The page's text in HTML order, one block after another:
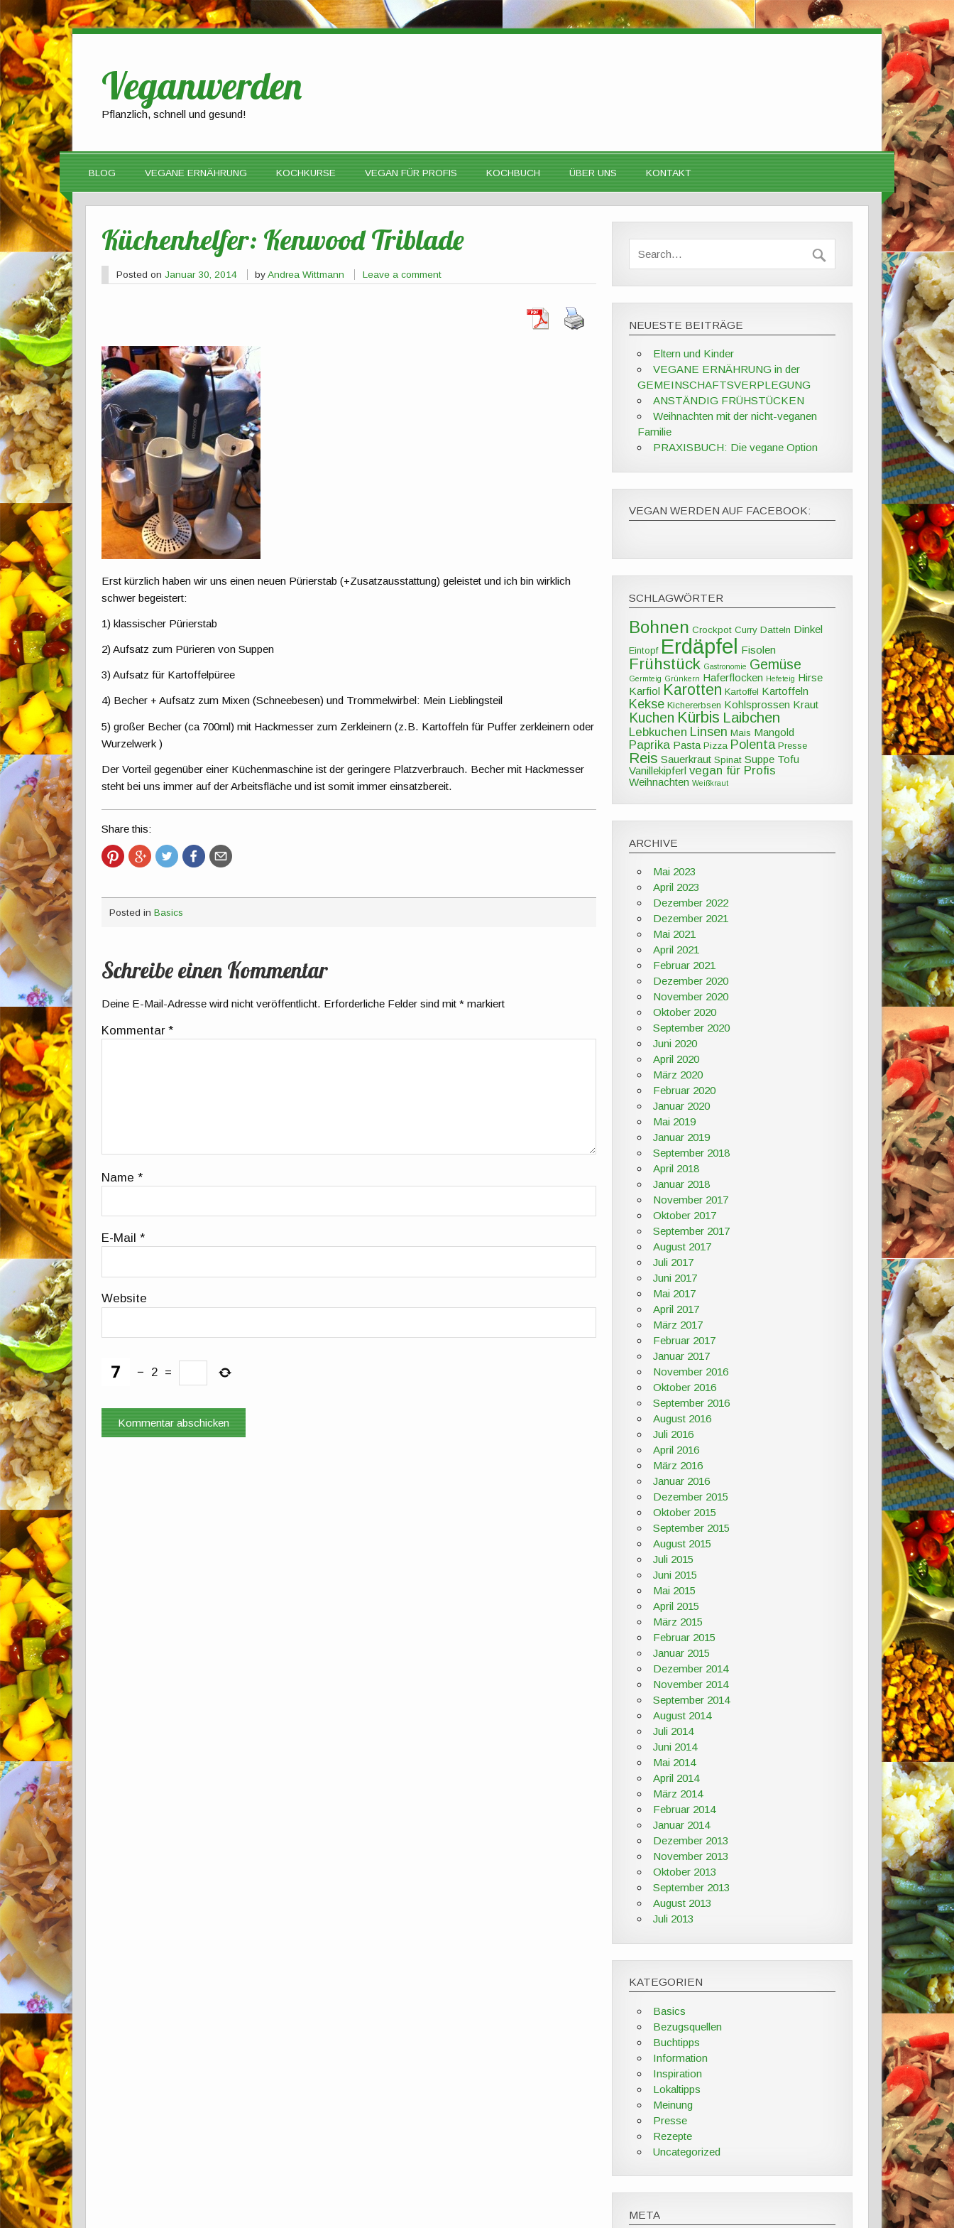
Veganwerden
Pflanzlich, schnell und gesund!
BLOG VEGANE ERNÄHRUNG KOCHKURSE VEGAN FÜR PROFIS KOCHBUCH ÜBER UNS KONTAKT
Küchenhelfer: Kenwood Triblade
Posted on Januar 30, 2014 byAndrea Wittmann Leave a comment
Erst kürzlich haben wir uns einen neuen Pürierstab (+Zusatzausstattung) geleistet und ich bin wirklich
schwer begeistert:
1) klassischer Pürierstab
2) Aufsatz zum Pürieren von Suppen
3) Aufsatz für Kartoffelpüree
4) Becher + Aufsatz zum Mixen (Schneebesen) und Trommelwirbel: Mein Lieblingsteil
5) großer Becher (ca 700ml) mit Hackmesser zum Zerkleinern (z.B. Kartoffeln für Puffer zerkleinern oder
Wurzelwerk )
Der Vorteil gegenüber einer Küchenmaschine ist der geringere Platzverbrauch. Becher mit Hackmesser
steht bei uns immer auf der Arbeitsfläche und ist somit immer einsatzbereit.
Share this:
Posted in Basics
Schreibe einen Kommentar
Deine E-Mail-Adresse wird nicht veröffentlicht. Erforderliche Felder sind mit* markiert
Kommentar*
Name*
E-Mail*
Website
− 2 =
NEUESTE BEITRÄGE
Eltern und Kinder
VEGANE ERNÄHRUNG in der
GEMEINSCHAFTSVERPLEGUNG
ANSTÄNDIG FRÜHSTÜCKEN
Weihnachten mit der nicht-veganen
Familie
PRAXISBUCH: Die vegane Option
VEGAN WERDEN AUF FACEBOOK:
SCHLAGWÖRTER
Bohnen Crockpot Curry Datteln Dinkel
Eintopf Erdäpfel Fisolen
Frühstück Gastronomie Gemüse
Germteig Grünkern Haferflocken Hefeteig Hirse
Karfiol Karotten Kartoffel Kartoffeln
Kekse Kichererbsen Kohlsprossen Kraut
Kuchen Kürbis Laibchen
Lebkuchen Linsen Mais Mangold
Paprika Pasta Pizza Polenta Presse
Reis Sauerkraut Spinat Suppe Tofu
Vanillekipferl vegan für Profis
Weihnachten Weißkraut
ARCHIVE
Mai 2023
April 2023
Dezember 2022
Dezember 2021
Mai 2021
April 2021
Februar 2021
Dezember 2020
November 2020
Oktober 2020
September 2020
Juni 2020
April 2020
März 2020
Februar 2020
Januar 2020
Mai 2019
Januar 2019
September 2018
April 2018
Januar 2018
November 2017
Oktober 2017
September 2017
August 2017
Juli 2017
Juni 2017
Mai 2017
April 2017
März 2017
Februar 2017
Januar 2017
November 2016
Oktober 2016
September 2016
August 2016
Juli 2016
April 2016
März 2016
Januar 2016
Dezember 2015
Oktober 2015
September 2015
August 2015
Juli 2015
Juni 2015
Mai 2015
April 2015
März 2015
Februar 2015
Januar 2015
Dezember 2014
November 2014
September 2014
August 2014
Juli 2014
Juni 2014
Mai 2014
April 2014
März 2014
Februar 2014
Januar 2014
Dezember 2013
November 2013
Oktober 2013
September 2013
August 2013
Juli 2013
KATEGORIEN
Basics
Bezugsquellen
Buchtipps
Information
Inspiration
Lokaltipps
Meinung
Presse
Rezepte
Uncategorized
META